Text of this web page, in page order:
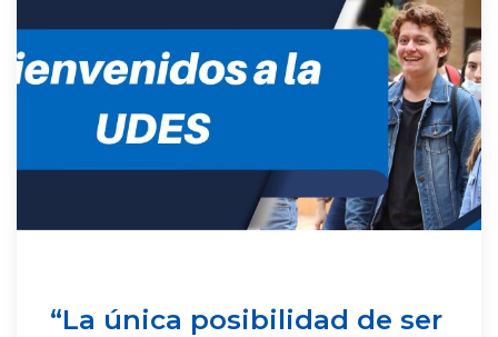
“La única posibilidad de ser